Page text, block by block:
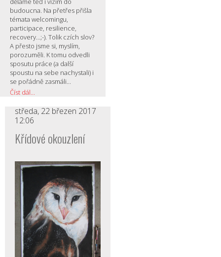
budoucna. Na přetřes přišla
témata welcomingu,
participace, resilience,
recovery...;-). Tolik czích slov?
A přesto jsme si, myslím,
porozuměli. K tomu odvedli
sposutu práce (a další
spoustu na sebe nachystali) i
se pořádně zasmáli...
Číst dál...
středa, 22 březen 2017
12:06
Křídové okouzlení